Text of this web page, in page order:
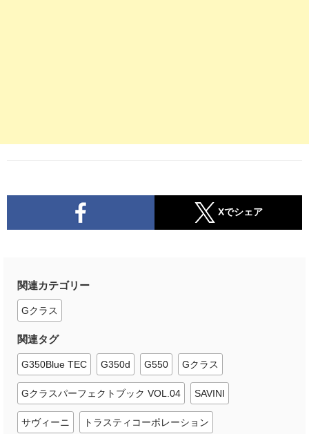
Xでシェア
関連カテゴリー
Gクラス
関連タグ
G350Blue TEC G350d G550 Gクラス
Gクラスパーフェクトブック VOL.04 SAVINI
サヴィーニ トラスティコーポレーション